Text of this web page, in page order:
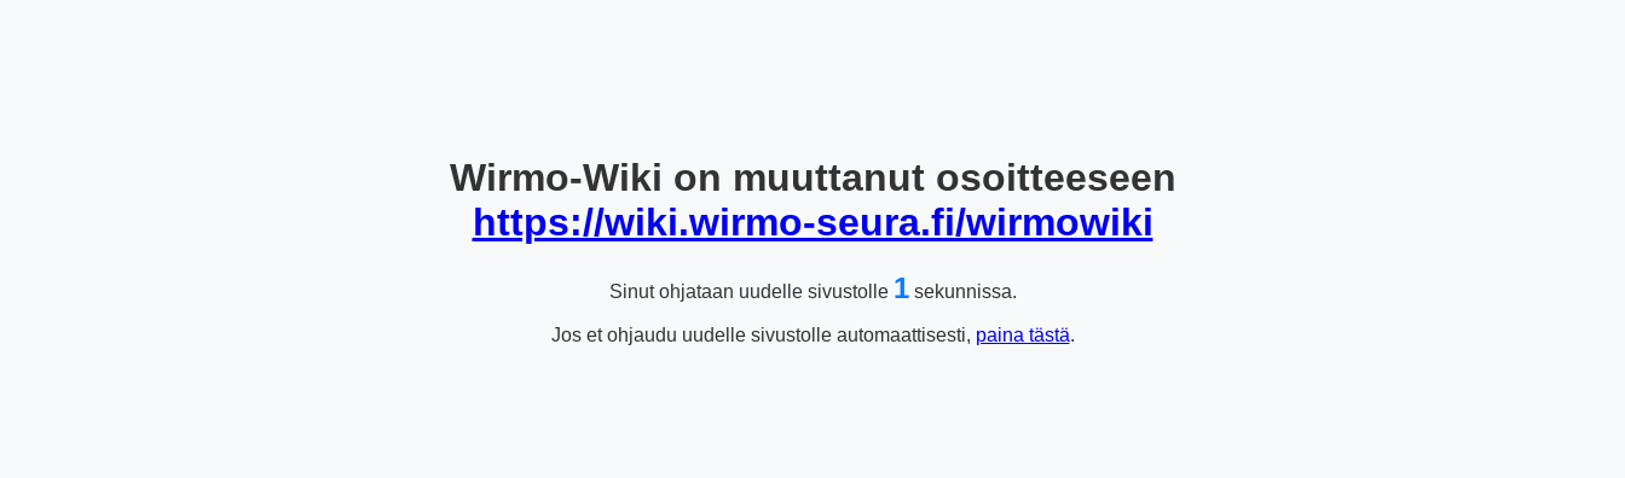
Wirmo-Wiki on muuttanut osoitteeseen
https://wiki.wirmo-seura.fi/wirmowiki
Sinut ohjataan uudelle sivustolle 1sekunnissa.
Jos et ohjaudu uudelle sivustolle automaattisesti, paina tästä.